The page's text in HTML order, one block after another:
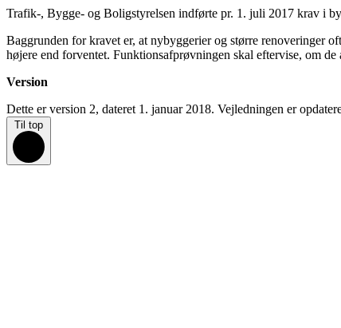
Trafik-, Bygge- og Boligstyrelsen indførte pr. 1. juli 2017 krav i
Baggrunden for kravet er, at nybyggerier og større renoveringer
højere end forventet. Funktionsafprøvningen skal eftervise, om
Version
Dette er version 2, dateret 1. januar 2018. Vejledningen er
Til top